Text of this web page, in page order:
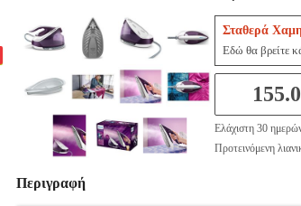
Σταθερά
Εδώ θα βρείτε
Ελάχιστη 30
Προτεινόμενη
Περιγραφή